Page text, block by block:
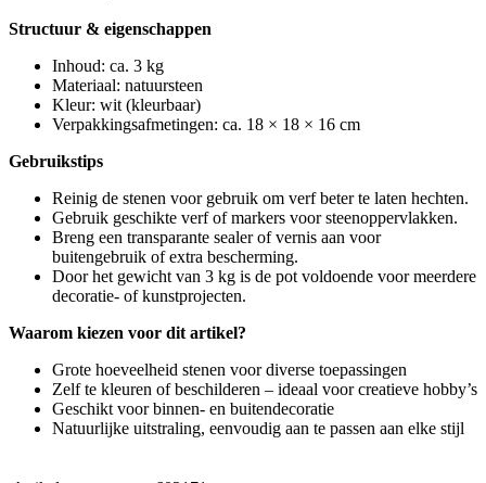
Structuur & eigenschappen
Inhoud: ca. 3 kg
Materiaal: natuursteen
Kleur: wit (kleurbaar)
Verpakkingsafmetingen: ca. 18 × 18 × 16 cm
Gebruikstips
Reinig de stenen voor gebruik om verf beter te laten hechten.
Gebruik geschikte verf of markers voor steenoppervlakken.
Breng een transparante sealer of vernis aan voor
buitengebruik of extra bescherming.
Door het gewicht van 3 kg is de pot voldoende voor meerdere
decoratie- of kunstprojecten.
Waarom kiezen voor dit artikel?
Grote hoeveelheid stenen voor diverse toepassingen
Zelf te kleuren of beschilderen – ideaal voor creatieve hobby’s
Geschikt voor binnen- en buitendecoratie
Natuurlijke uitstraling, eenvoudig aan te passen aan elke stijl